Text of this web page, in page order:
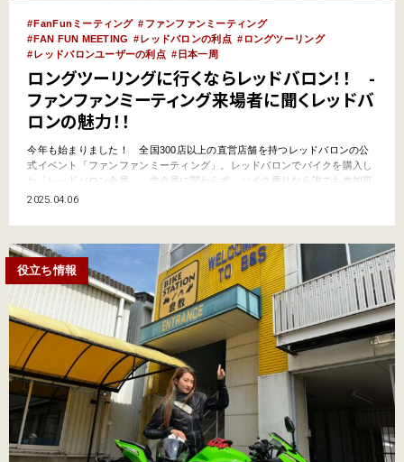
FanFunミーティング
ファンファンミーティング
FAN FUN MEETING
レッドバロンの利点
ロングツーリング
レッドバロンユーザーの利点
日本一周
ロングツーリングに行くならレッドバロン！！ -
ファンファンミーティング来場者に聞くレッドバ
ロンの魅力！！
今年も始まりました！ 全国300店以上の直営店舗を持つレッドバロンの公
式イベント「ファンファンミーティング」。レッドバロンでバイクを購入し
た「レッドバロン会員」、非会員に関わらず、バイク乗りなら誰でも参加可
能なユーザー参加型のリアルイベントとなっている。 催しの内容などは他
ポート記事も書いているので、ちょ…
2025.04.06
役立ち情報